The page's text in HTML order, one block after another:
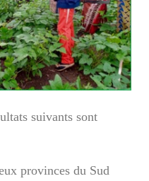
suivants sont
provinces du Sud